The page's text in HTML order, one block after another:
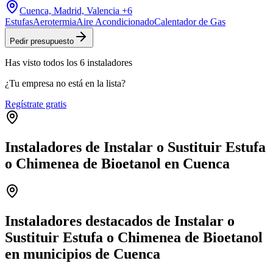
Cuenca, Madrid, Valencia +6
EstufasAerotermiaAire AcondicionadoCalentador de Gas
Pedir presupuesto
Has visto todos los 6 instaladores
¿Tu empresa no está en la lista?
Regístrate gratis
Instaladores de Instalar o Sustituir Estufa
o Chimenea de Bioetanol en Cuenca
−
Instaladores destacados de Instalar o
Sustituir Estufa o Chimenea de Bioetanol
en municipios de Cuenca